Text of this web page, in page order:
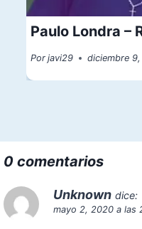
Paulo Londra –
Por javi29 diciembre
0 comentarios
Unknown dice:
mayo 2, 2020 a las